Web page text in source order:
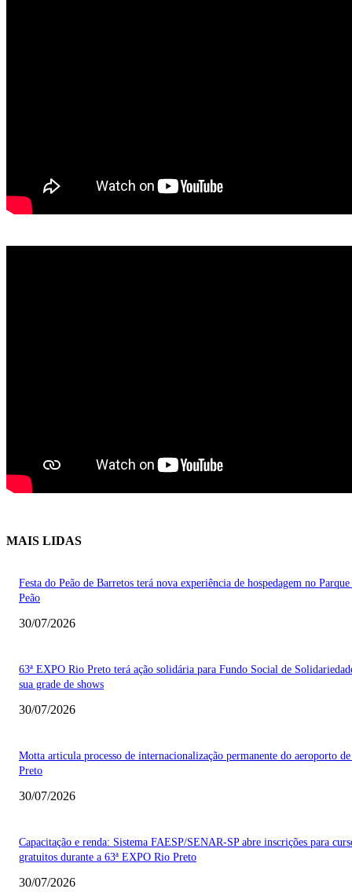
MAIS LIDAS
Festa do Peão de Barretos terá nova experiência de hospedagem no
Peão
30/07/2026
63ª EXPO Rio Preto terá ação solidária para Fundo Social de
sua grade de shows
30/07/2026
Motta articula processo de internacionalização permanente do aeroporto
Preto
30/07/2026
Capacitação e renda: Sistema FAESP/SENAR-SP abre inscrições para
gratuitos durante a 63ª EXPO Rio Preto
30/07/2026